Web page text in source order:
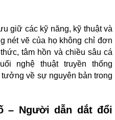
giữ các kỹ năng, kỹ thuật và
nét vẽ của họ không chỉ đơn
tâm hồn và chiều sâu cá
nghệ thuật truyền thống
về sự nguyên bản trong
– Người dẫn dắt đổi